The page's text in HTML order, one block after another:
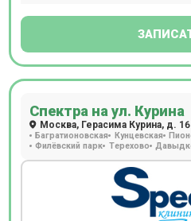
стоматологическом
удобства наших пациентов
дому, лабораторная
Спектра на ул. Курина
Москва, Герасима Курина, д. 16
Багратионовская Кунцевская
Филёвский парк Терехово